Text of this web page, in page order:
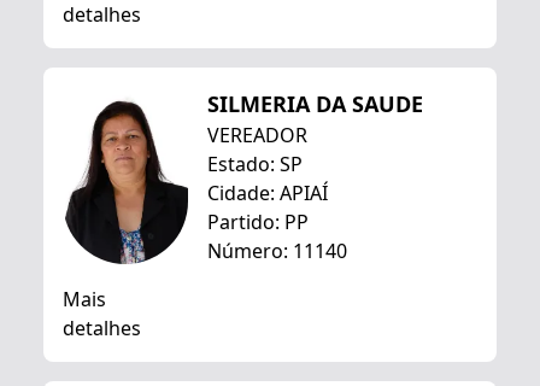
detalhes
SILMERIA DA SAUDE
VEREADOR
Estado: SP
Cidade: APIAÍ
Partido: PP
Número: 11140
Mais
detalhes